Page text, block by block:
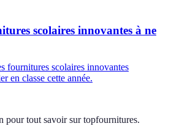
scolaires innovantes à ne
fournitures scolaires innovantes
en classe cette année.
pour tout savoir sur topfournitures.